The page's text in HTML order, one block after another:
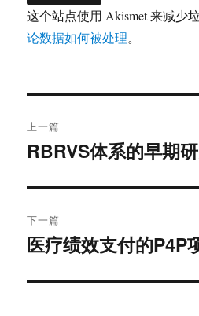
这个站点使用 Akismet 来减少
论数据如何被处理。
章
航
上一篇
上
文
章：
RBRVS体系的早期
下一篇
下
文
医疗绩效支付的P4P